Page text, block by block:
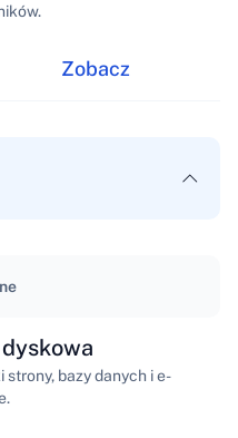
Zobacz
bazy danych i e-